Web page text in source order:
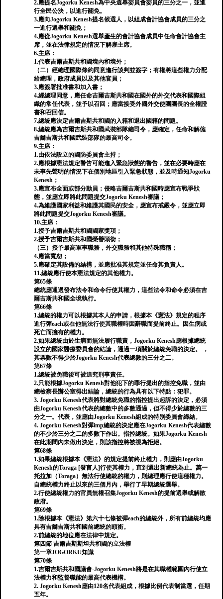
2.應提名Jogorku Kenesh為中央選舉委員會委員的三分之一，並進
行全民公決，以進行罷免。
3.應向Jogorku Kenesh提名候選人，以組成會計協會成員的三分之
一進行選舉和罷免；
4.應從Jogorku Kenesh選舉產生的會計協會成員中任命會計協會主
席，並在法律規定的情況下解雇主席。
6.主席：
1.代表吉爾吉斯共和國境內和境外；
（二）經總理國際條約同意進行談判並簽字；有權將這些權力分配
給總理，政府成員以及其他官員；
3.應簽署批准書和加入書；
4.經總理同意，應任命吉爾吉斯共和國在國外的外交代表和國際組
織的常任代表，並予以召回；應當接受外國外交使團團長的全權證
書和召回信。
7.總統應決定吉爾吉斯共和國的入籍和退出國籍的問題。
8.總統應為吉爾吉斯共和國武裝部隊總司令，應確定，任命和解僱
吉爾吉斯共和國武裝部隊的最高司令。
9.主席：
1.由依法設立的國防委員會主持；
2.應根據憲法規定警告可能進入緊急狀態的警告，並在必要時應在
未事先聲明的情況下在個別地區引入緊急狀態，並及時通知Jogorku
Kenesh；
3.應宣布全面或部分動員；侵略吉爾吉斯共和國時應宣布戰爭狀
態，並應立即將此問題提交Jogorku Kenesh審議；
4.為維護國家利益和維護其國民的安全，應宣布戒嚴令，並應立即
將此問題提交Jogorku Kenesh審議。
10.主席：
1.授予吉爾吉斯共和國國家獎項；
2.授予吉爾吉斯共和國榮譽頭銜；
（三）授予最高軍事職務，外交職務和其他特殊職稱；
4.應當寬恕；
5.應確定其設備的結構，並應批准其規定並任命其負責人。
11.總統應行使本憲法規定的其他權力。
第65條
總統應通過發布法令和命令行使其權力，這些法令和命令必須在吉
爾吉斯共和國全境執行。
第66條
1.總統的權力可以根據其本人的申請，根據本《憲法》規定的程序
進行彈each或在他無法行使其職權時因辭職而提前終止。因生病或
死亡而擁有的權力。
2.如果總統由於生病而無法履行職責，Jogorku Kenesh應根據總統
設立的國家醫療委員會的結論，通過一項關於總統免職的決定。 ，
其票數不得少於Jogorku Kenesh代表總數的三分之二。
第67條
1.總統被免職後可被追究刑事責任。
2.只能根據Jogorku Kenesh對他犯下的罪行提出的指控免職，並由
總檢察長辦公室得出結論，總統的行為具有以下特點：犯罪。
3. Jogorku Kenesh代表將對總統免職的指控提出起訴的決定，必須
由Jogorku Kenesh代表的總數中的多數通過，但不得少於總數的三
分之一。代表，並應由Jogorku Kenesh組成的特別委員會締結。
4. Jogorku Kenesh對彈imp總統的決定應在Jogorku Kenesh代表總數
的不少於三分之二的多數下作出。指控總統。如果Jogorku Kenesh
在此期間內未做出決定，則該指控將被視為拒絕。
第68條
1.如果總統根據本《憲法》的規定提前終止權力，則應由Jogorku
Kenesh的Toraga [發言人]行使其權力，直到選出新總統為止。萬一
托拉加（Toraga）無法行使總統的權力，則總理應行使這種權力。
自總統權力終止以來的三個月內，舉行了早期總統選舉。
2.行使總統權力的官員無權召集Jogorku Kenesh的提前選舉或解散
政府。
第69條
1.除根據本《憲法》第六十七條被彈each的總統外，所有前總統均應
具有吉爾吉斯共和國前總統的頭銜。
2.前總統的地位應在法律中規定。
第四節 吉爾吉斯斯坦共和國的立法權
第一章JOGORKU知識
第70條
1.吉爾吉斯共和國議會-Jogorku Kenesh將是在其職權範圍內行使立
法權力和監督職能的最高代表機構。
2. Jogorku Kenesh應由120名代表組成，根據比例代表制當選，任期
五年。